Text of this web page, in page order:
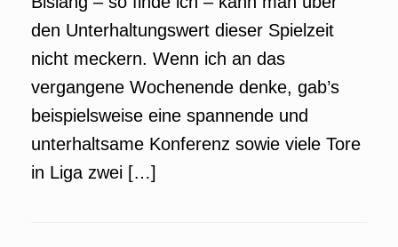
den Unterhaltungswert dieser Spielzeit
nicht meckern. Wenn ich an das
vergangene Wochenende denke, gab’s
beispielsweise eine spannende und
unterhaltsame Konferenz sowie viele Tore
in Liga zwei […]